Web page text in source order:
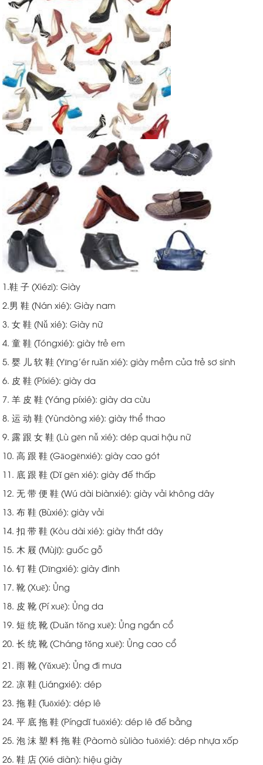
1.鞋 子 (Xiézi): Giày
2.男 鞋 (Nán xié): Giày nam
3. 女 鞋 (Nǚ xié): Giày nữ
4. 童 鞋 (Tóngxié): giày trẻ em
5. 婴 儿 软 鞋 (Yīng’ér ruǎn xié): giày mềm của trẻ sơ sinh
6. 皮 鞋 (Píxié): giày da
7. 羊 皮 鞋 (Yáng píxié): giày da cừu
8. 运 动 鞋 (Yùndòng xié): giày thể thao
9. 露 跟 女 鞋 (Lù gēn nǚ xié): dép quai hậu nữ
10. 高 跟 鞋 (Gāogēnxié): giày cao gót
11. 底 跟 鞋 (Dǐ gēn xié): giày đế thấp
12. 无 带 便 鞋 (Wú dài biànxié): giày vải không dây
13. 布 鞋 (Bùxié): giày vải
14. 扣 带 鞋 (Kòu dài xié): giày thắt dây
15. 木 屐 (Mùjī): guốc gỗ
16. 钉 鞋 (Dīngxié): giày đinh
17. 靴 (Xuē): Ủng
18. 皮 靴 (Pí xuē): Ủng da
19. 短 统 靴 (Duǎn tǒng xuē): Ủng ngắn cổ
20. 长 统 靴 (Cháng tǒng xuē): Ủng cao cổ
21. 雨 靴 (Yǔxuē): Ủng đi mưa
22. 凉 鞋 (Liángxié): dép
23. 拖 鞋 (Tuōxié): dép lê
24. 平 底 拖 鞋 (Píngdǐ tuōxié): dép lê đế bằng
25. 泡 沫 塑 料 拖 鞋 (Pàomò sùliào tuōxié): dép nhựa xốp
26. 鞋 店 (Xié diàn): hiệu giày